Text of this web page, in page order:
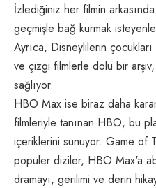
İzlediğiniz her filmin
geçmişle bağ kurmak
Ayrıca, Disneylilerin
ve çizgi filmlerle dolu bir
sağlıyor.
HBO Max ise biraz daha
filmleriyle tanınan HBO, bu
içeriklerini sunuyor. Game of
popüler diziler, HBO Max'a
dramayı, gerilimi ve derin